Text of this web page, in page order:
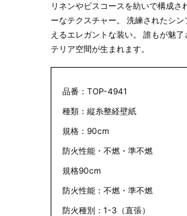
リネンやビスコースを紡いで構成さ
ーなテクスチャー。 洗練されたシ
えるエレガントな装い。 誰もが魅
テリア空間が生まれます。
品番：TOP-4941
種類：縦糸整経壁紙
規格：90cm
防火性能・不燃・準不燃
規格90cm
防火性能：不燃・準不燃
防火種別：1-3（直張）